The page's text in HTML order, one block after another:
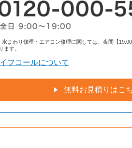
まわり修理・エアコン修理に関しては、夜間【
ます。
フコールについて
無料お見積りはこ